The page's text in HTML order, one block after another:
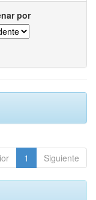
por
1 Siguiente